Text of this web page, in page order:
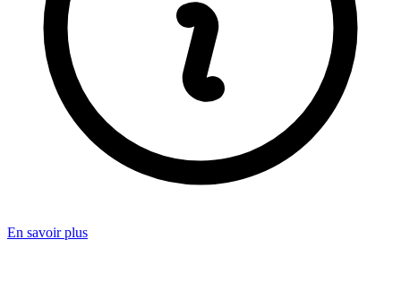
En savoir plus